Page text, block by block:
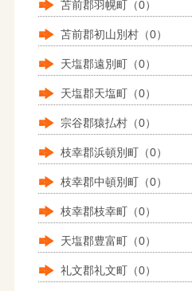
苫前郡羽幌町（0）
苫前郡初山別村（0）
天塩郡遠別町（0）
天塩郡天塩町（0）
宗谷郡猿払村（0）
枝幸郡浜頓別町（0）
枝幸郡中頓別町（0）
枝幸郡枝幸町（0）
天塩郡豊富町（0）
礼文郡礼文町（0）